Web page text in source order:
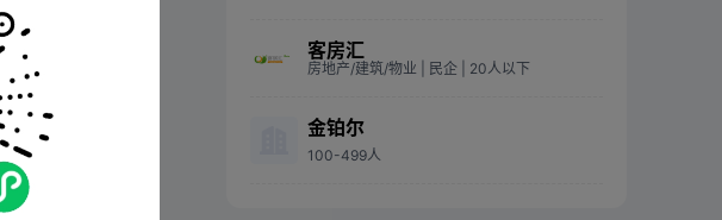
客房汇
房地产/建筑/物业 | 民企 | 20人以下
金铂尔
100-499人